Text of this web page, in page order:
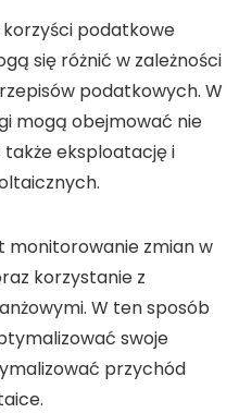
korzyści podatkowe
się różnić w zależności
podatkowych. W
mogą obejmować nie
eksploatację i
.
monitorowanie zmian w
korzystanie z
W ten sposób
swoje
przychód
.